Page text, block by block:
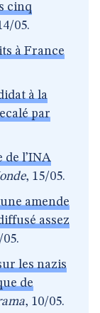
cinq
05.
à France
à la
par
l’INA
, 15/05.
amende
assez
les nazis
de
, 10/05.